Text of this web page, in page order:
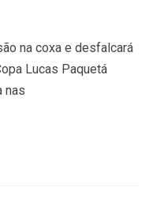
na coxa e desfalcará
Lucas Paquetá
nas